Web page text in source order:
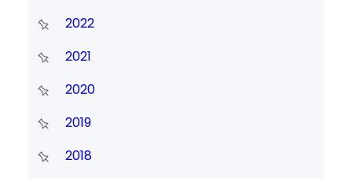
2022
2021
2020
2019
2018